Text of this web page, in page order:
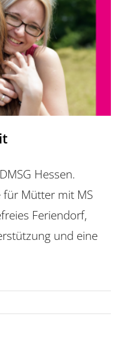
Hessen.
für Mütter mit MS
Feriendorf,
und eine